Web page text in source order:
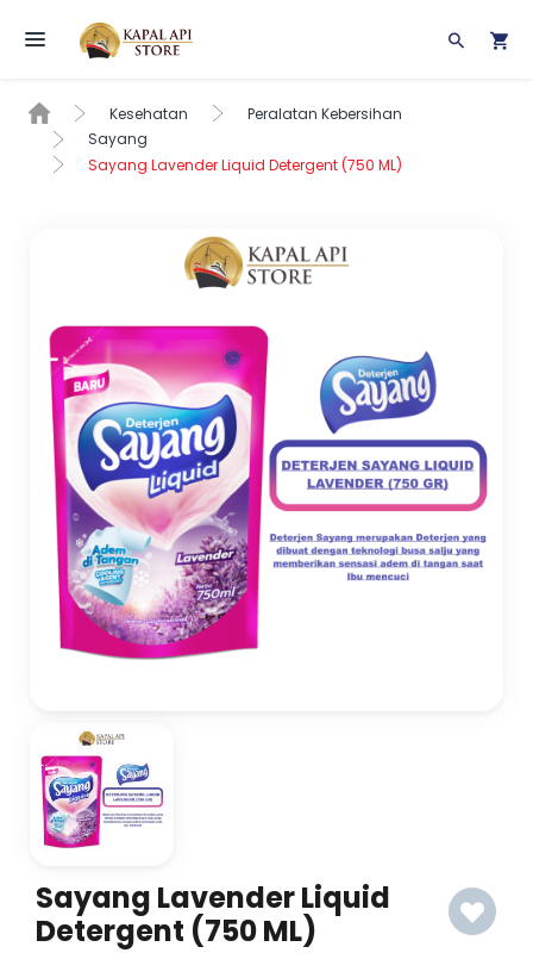
Toggle navigation
Kesehatan
Peralatan Kebersihan
Sayang
Sayang Lavender Liquid Detergent (750 ML)
Sayang Lavender Liquid
Detergent (750 ML)